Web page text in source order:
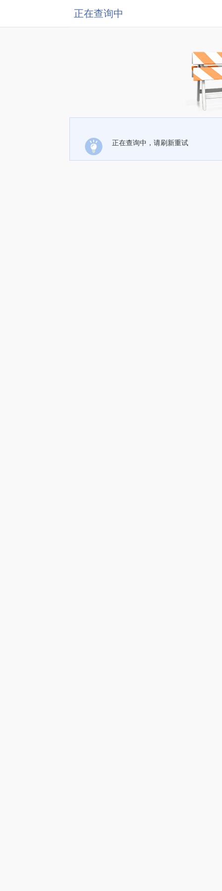
正在查询中
正在查询中，请刷新重试